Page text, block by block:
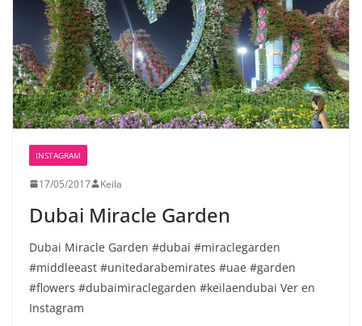
INSTAGRAM
17/05/2017 Keila
Dubai Miracle Garden
Dubai Miracle Garden #dubai #miraclegarden
#middleeast #unitedarabemirates #uae #garden
#flowers #dubaimiraclegarden #keilaendubai Ver en
Instagram